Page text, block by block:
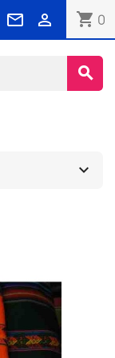
shopping_cart 0
 
search
